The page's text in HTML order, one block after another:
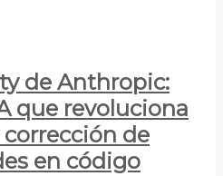
de Anthropic:
que revoluciona
corrección de
en código